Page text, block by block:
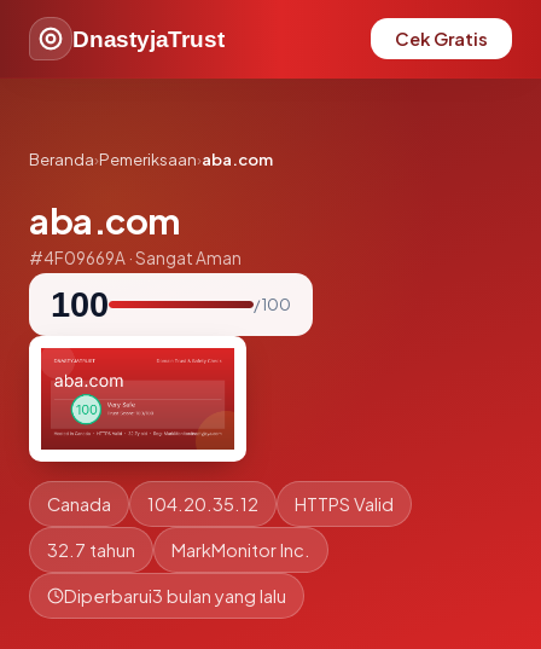
DnastyjaTrust Cek Gratis
Beranda›Pemeriksaan›aba.com
aba.com
#4F09669A · Sangat Aman
100 / 100
Canada 104.20.35.12 HTTPS Valid
32.7 tahun MarkMonitor Inc.
Diperbarui3 bulan yang lalu